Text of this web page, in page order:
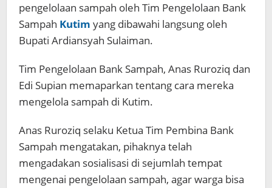
pengelolaan sampah oleh Tim Pengelolaan Bank
Sampah Kutim yang dibawahi langsung oleh
Bupati Ardiansyah Sulaiman.
Tim Pengelolaan Bank Sampah, Anas Ruroziq dan
Edi Supian memaparkan tentang cara mereka
mengelola sampah di Kutim.
Anas Ruroziq selaku Ketua Tim Pembina Bank
Sampah mengatakan, pihaknya telah
mengadakan sosialisasi di sejumlah tempat
mengenai pengelolaan sampah, agar warga bisa